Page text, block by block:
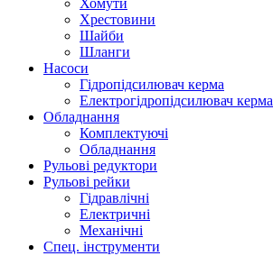
Хомути
Хрестовини
Шайби
Шланги
Насоси
Гідропідсилювач керма
Електрогідропідсилювач керма
Обладнання
Комплектуючі
Обладнання
Рульові редуктори
Рульові рейки
Гідравлічні
Електричні
Механічні
Спец. інструменти